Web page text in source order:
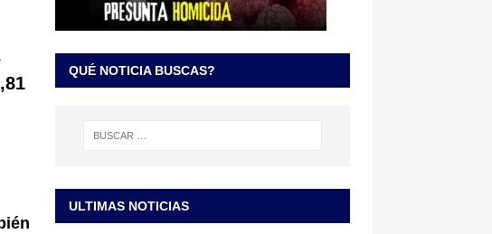
QUÉ NOTICIA BUSCAS?
ULTIMAS NOTICIAS